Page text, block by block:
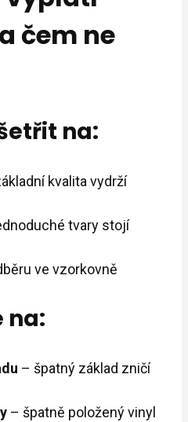
čem ne
na:
kvalita vydrží
tvary stojí
ve vzorkovně
na:
– špatný základ zničí
– špatně položený vinyl